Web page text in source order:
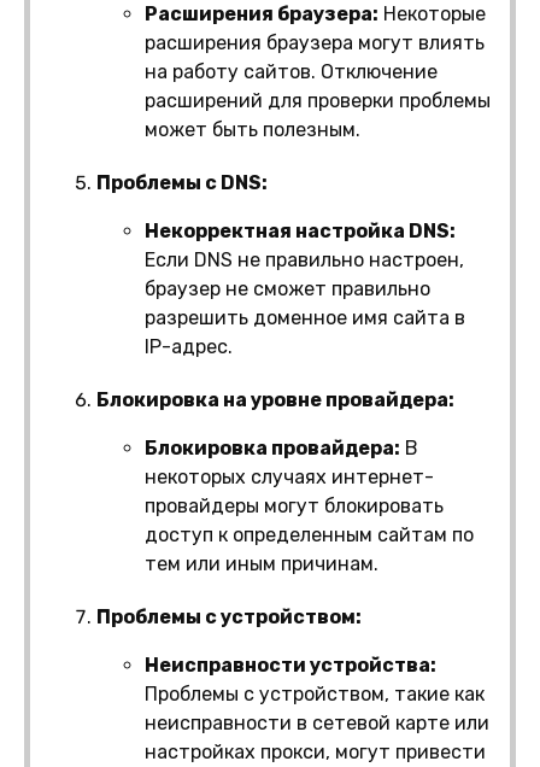
Расширения браузера: Некоторые
расширения браузера могут влиять
на работу сайтов. Отключение
расширений для проверки проблемы
может быть полезным.
Проблемы с DNS:
Некорректная настройка DNS:
Если DNS не правильно настроен,
браузер не сможет правильно
разрешить доменное имя сайта в
IP-адрес.
Блокировка на уровне провайдера:
Блокировка провайдера: В
некоторых случаях интернет-
провайдеры могут блокировать
доступ к определенным сайтам по
тем или иным причинам.
Проблемы с устройством:
Неисправности устройства:
Проблемы с устройством, такие как
неисправности в сетевой карте или
настройках прокси, могут привести